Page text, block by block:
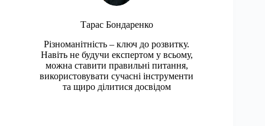
Тарас Бондаренко
Різноманітність – ключ до розвитку.
Навіть не будучи експертом у всьому,
можна ставити правильні питання,
використовувати сучасні інструменти
та щиро ділитися досвідом